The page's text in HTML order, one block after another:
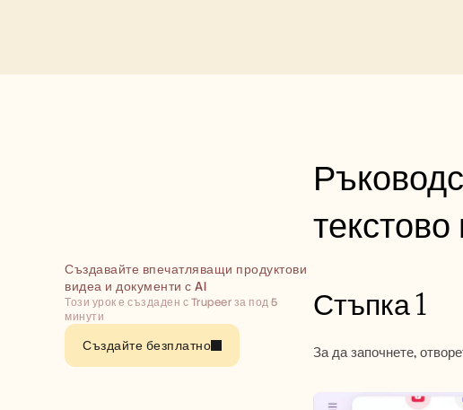
Създавайте впечатляващи продуктови
видеа и документи с AI
Този урок е създаден с Trupeer за под 5
минути
Създайте безплатно
Стъпка 1
За да започнете,